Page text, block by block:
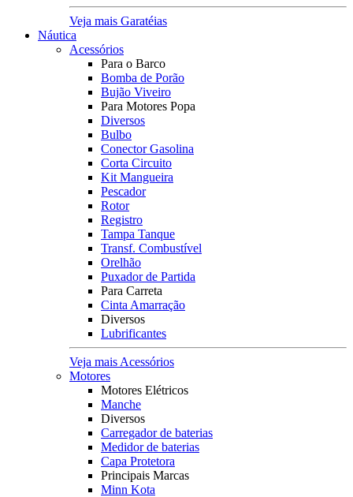
Veja mais Garatéias
Náutica
Acessórios
Para o Barco
Bomba de Porão
Bujão Viveiro
Para Motores Popa
Diversos
Bulbo
Conector Gasolina
Corta Circuito
Kit Mangueira
Pescador
Rotor
Registro
Tampa Tanque
Transf. Combustível
Orelhão
Puxador de Partida
Para Carreta
Cinta Amarração
Diversos
Lubrificantes
Veja mais Acessórios
Motores
Motores Elétricos
Manche
Diversos
Carregador de baterias
Medidor de baterias
Capa Protetora
Principais Marcas
Minn Kota